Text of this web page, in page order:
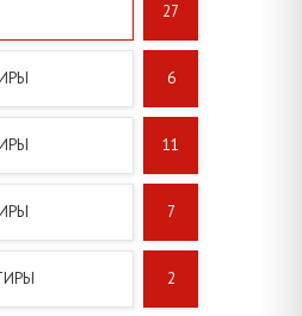
27
6
11
7
2